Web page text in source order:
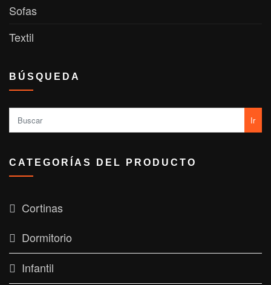
Sofas
Textil
BÚSQUEDA
Ir
CATEGORÍAS DEL PRODUCTO
Cortinas
Dormitorio
Infantil